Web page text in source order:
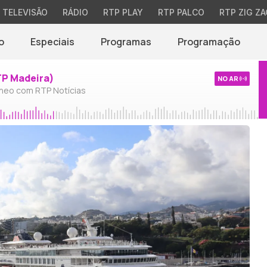
TELEVISÃO RÁDIO RTP PLAY RTP PALCO RTP ZIG
Especiais Programas Programação
Madeira)
com RTP Notícias
NO AR